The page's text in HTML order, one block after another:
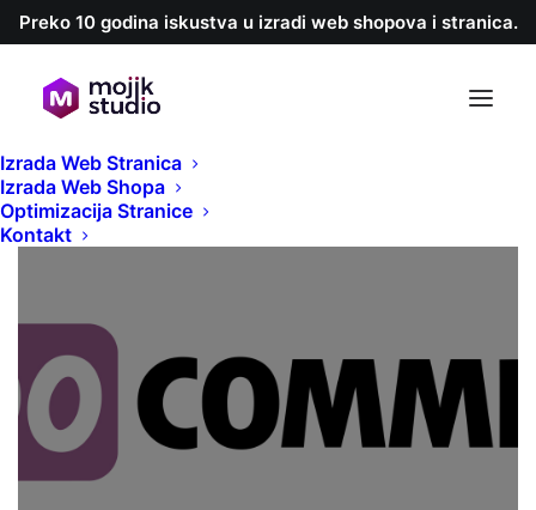
Preko 10 godina iskustva u izradi web shopova i stranica.
Izrada Web Stranica
Izrada Web Shopa
Optimizacija Stranice
Kontakt